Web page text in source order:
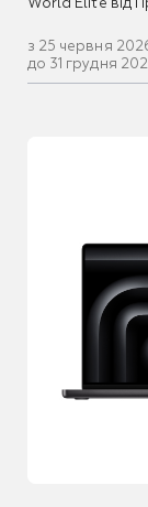
World Elite від
з 25 червня
до 31 грудня